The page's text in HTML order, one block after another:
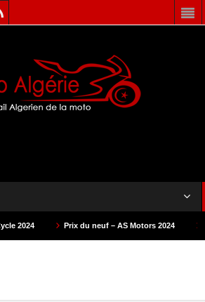
Prix du neuf – AS Motors 2024 Prix du